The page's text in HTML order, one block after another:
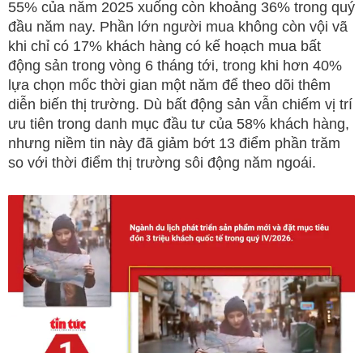
55% của năm 2025 xuống còn khoảng 36% trong quý
đầu năm nay. Phần lớn người mua không còn vội vã
khi chỉ có 17% khách hàng có kế hoạch mua bất
động sản trong vòng 6 tháng tới, trong khi hơn 40%
lựa chọn mốc thời gian một năm để theo dõi thêm
diễn biến thị trường. Dù bất động sản vẫn chiếm vị trí
ưu tiên trong danh mục đầu tư của 58% khách hàng,
nhưng niềm tin này đã giảm bớt 13 điểm phần trăm
so với thời điểm thị trường sôi động năm ngoái.